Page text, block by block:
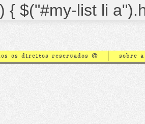
{ $("#my-list li
os direitos reservados © sobre